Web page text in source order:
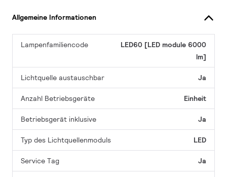
Allgemeine Informationen
Lampenfamiliencode
LED60 [LED module 6000
lm]
Lichtquelle austauschbar Ja
Anzahl Betriebsgeräte Einheit
Betriebsgerät inklusive Ja
Typ des Lichtquellenmoduls LED
Service Tag Ja